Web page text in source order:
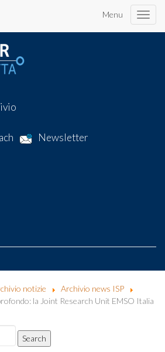
Menu
Toggle
Newsletter
notizie
Archivio news ISP
la Joint Research Unit EMSO Italia